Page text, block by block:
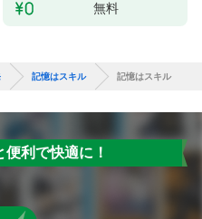
無料
記憶はスキル 記憶はスキル
利で快適に！